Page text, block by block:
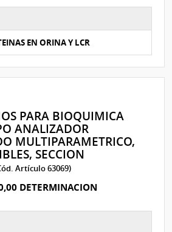
EN ORINA Y LCR
PARA BIOQUIMICA
ANALIZADOR
MULTIPARAMETRICO,
SECCION
Artículo 63069)
DETERMINACION